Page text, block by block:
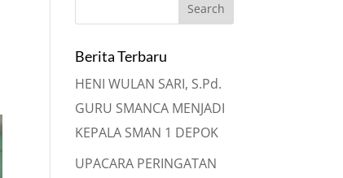
Berita Terbaru
HENI WULAN SARI, S.Pd.
GURU SMANCA MENJADI
KEPALA SMAN 1 DEPOK
UPACARA PERINGATAN